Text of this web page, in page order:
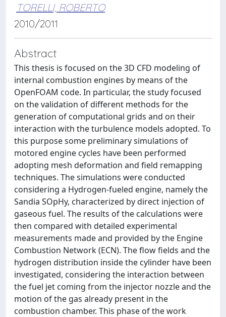
TORELLI, ROBERTO
2010/2011
Abstract
This thesis is focused on the 3D CFD modeling of
internal combustion engines by means of the
OpenFOAM code. In particular, the study focused
on the validation of different methods for the
generation of computational grids and on their
interaction with the turbulence models adopted. To
this purpose some preliminary simulations of
motored engine cycles have been performed
adopting mesh deformation and field remapping
techniques. The simulations were conducted
considering a Hydrogen-fueled engine, namely the
Sandia SOpHy, characterized by direct injection of
gaseous fuel. The results of the calculations were
then compared with detailed experimental
measurements made and provided by the Engine
Combustion Network (ECN). The flow fields and the
hydrogen distribution inside the cylinder have been
investigated, considering the interaction between
the fuel jet coming from the injector nozzle and the
motion of the gas already present in the
combustion chamber. This phase of the work